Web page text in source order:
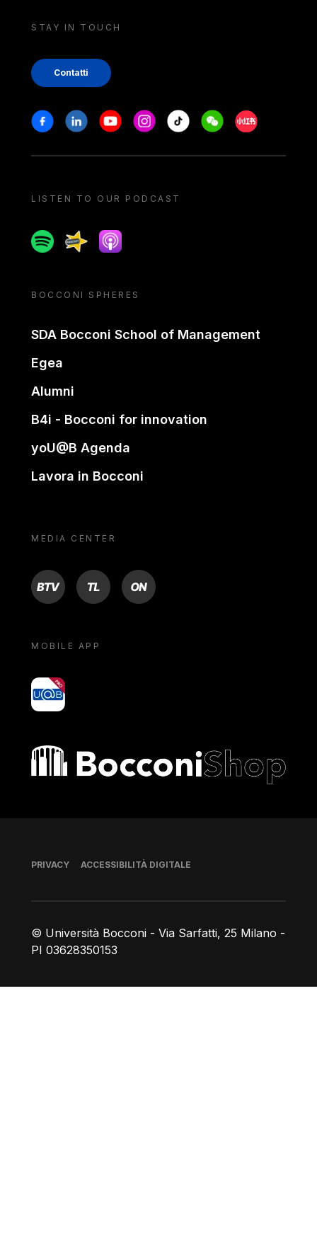
STAY IN TOUCH
Contatti
Stay in touch
FacebookLinkedinYoutubeInstagram
Tiktok WeechatXiaohongshu/
LISTEN TO OUR PODCAST
SpotifySpreakerApple podcast
BOCCONI SPHERES
SDA Bocconi School of Management
Egea
Alumni
B4i - Bocconi for innovation
yoU@B Agenda
Lavora in Bocconi
MEDIA CENTER
BTV TL ON
MOBILE APP
yoU@B
Bocconi shop
© Università Bocconi - Via Sarfatti, 25 Milano -
PI 03628350153
Piè di pagina
PRIVACY ACCESSIBILITÀ DIGITALE